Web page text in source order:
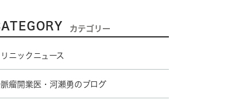
カテゴリー
ニックニュース
瘤開業医・河瀬勇のブログ